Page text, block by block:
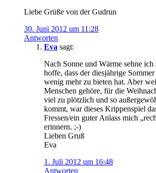
Liebe Grüße von der Gudrun
30. Juni 2012 um 11:28
Antworten
Eva sagt:
Nach Sonne und Wärme sehne ich
hoffe, dass der diesjährige
wenig mehr zu bieten hat. Aber
Menschen gehöre, für die
viel zu plötzlich und so
kommt, war dieses Krippenspiel
Fressen/ein guter Anlass mich
erinnern. ;-)
Lieben Gruß
Eva
1. Juli 2012 um 16:48
Antworten